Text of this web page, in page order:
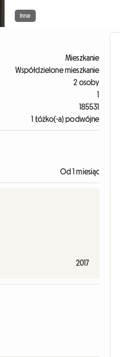
Inne
Mieszkanie
Współdzielone mieszkanie
2 osoby
1
185531
1 Łóżko(-a) podwójne
Od 1 miesiąc
2017